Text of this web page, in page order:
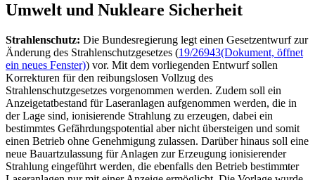
Umwelt und Nukleare Sicherheit
Strahlenschutz: Die Bundesregierung legt einen Gesetzentwurf zur
Änderung des Strahlenschutzgesetzes (19/26943(Dokument, öffnet
ein neues Fenster)) vor. Mit dem vorliegenden Entwurf sollen
Korrekturen für den reibungslosen Vollzug des
Strahlenschutzgesetzes vorgenommen werden. Zudem soll ein
Anzeigetatbestand für Laseranlagen aufgenommen werden, die in
der Lage sind, ionisierende Strahlung zu erzeugen, dabei ein
bestimmtes Gefährdungspotential aber nicht übersteigen und somit
einen Betrieb ohne Genehmigung zulassen. Darüber hinaus soll eine
neue Bauartzulassung für Anlagen zur Erzeugung ionisierender
Strahlung eingeführt werden, die ebenfalls den Betrieb bestimmter